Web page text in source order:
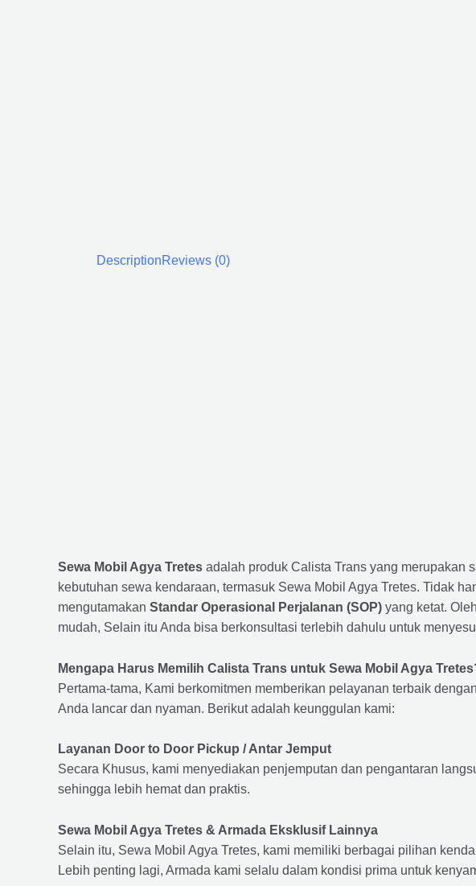
DescriptionReviews (0)
Sewa Mobil Agya Tretes adalah produk Calista Trans yang merupakan
kebutuhan sewa kendaraan, termasuk Sewa Mobil Agya Tretes. Tidak
mengutamakan Standar Operasional Perjalanan (SOP) yang ketat.
mudah, Selain itu Anda bisa berkonsultasi terlebih dahulu untuk
Mengapa Harus Memilih Calista Trans untuk Sewa Mobil Agya
Pertama-tama, Kami berkomitmen memberikan pelayanan terbaik dengan
Anda lancar dan nyaman. Berikut adalah keunggulan kami:
Layanan Door to Door Pickup / Antar Jemput
Secara Khusus, kami menyediakan penjemputan dan pengantaran
sehingga lebih hemat dan praktis.
Sewa Mobil Agya Tretes & Armada Eksklusif Lainnya
Selain itu, Sewa Mobil Agya Tretes, kami memiliki berbagai pilihan
Lebih penting lagi, Armada kami selalu dalam kondisi prima untuk